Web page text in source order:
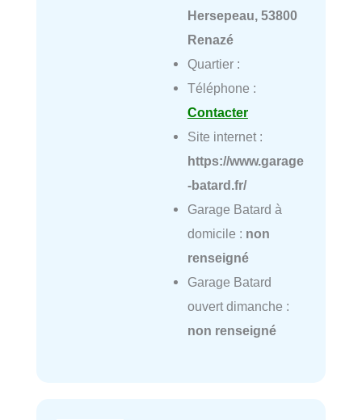
Hersepeau, 53800
Renazé
Quartier :
Téléphone :
Contacter
Site internet :
https://www.garage
-batard.fr/
Garage Batard à
domicile : non
renseigné
Garage Batard
ouvert dimanche :
non renseigné